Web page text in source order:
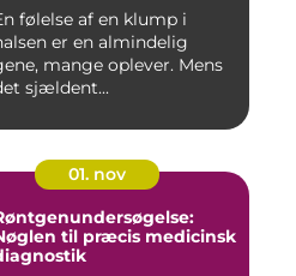
følelse af en klump i
er en almindelig
mange oplever. Mens
sjældent...
01. nov
til præcis medicinsk